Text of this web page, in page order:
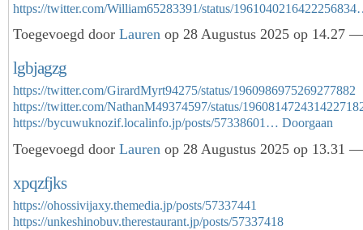
https://twitter.com/William65283391/status/
Toegevoegd door Lauren op 28 Augustus 2025 op 14.27
lgbjagzg
https://twitter.com/GirardMyrt94275/status/1960986975269277882
https://twitter.com/NathanM49374597/status/
https://bycuwuknozif.localinfo.jp/posts/57338601… Doorgaan
Toegevoegd door Lauren op 28 Augustus 2025 op 13.31
xpqzfjks
https://ohossivijaxy.themedia.jp/posts/57337441
https://unkeshinobuv.therestaurant.jp/posts/57337418